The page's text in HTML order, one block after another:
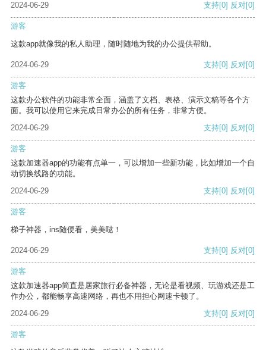
2024-06-29
支持[0] 反对[0]
游客
这款app就像我的私人助理，随时随地为我的办公提供帮助。
2024-06-29 支持[0] 反对[0]
游客
这款办公软件的功能非常全面，涵盖了文档、表格、演示文稿等各个方
面。我可以使用它来完成日常办公的所有任务，非常方便。
2024-06-29
支持[0] 反对[0]
游客
这款加速器app的功能有点单一，可以增加一些新功能，比如增加一个自
动切换线路的功能。
2024-06-29
支持[0] 反对[0]
游客
梯子神器，ins随便看，美美哒！
2024-06-29 支持[0] 反对[0]
游客
这款加速器app简直是居家旅行必备神器，无论是看视频、玩游戏还是工
作办公，都能畅享高速网络，再也不用担心网速卡顿了。
2024-06-29
支持[0] 反对[0]
游客